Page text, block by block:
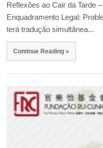
Reflexões ao Cair da Tarde
Enquadramento Legal:
terá tradução simultânea...
Continue Reading »